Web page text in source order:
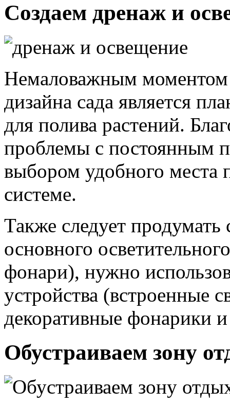
Создаем дренаж и
Немаловажным моментом
дизайна сада является
для полива растений.
проблемы с постоянным
выбором удобного места
системе.
Также следует
основного
фонари), нужно
устройства (встроенные
декоративные фонарики
Обустраиваем зону